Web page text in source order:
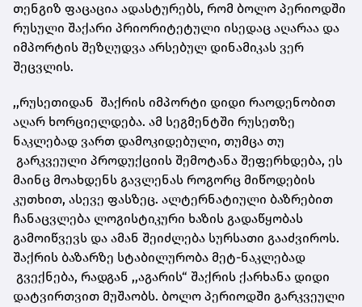
თენგიზ ფაცაცია ადასტურებს, რომ ბოლო პერიოდში
რუსული შაქარი პრიორიტეტული ისედაც აღარაა და
იმპორტის შეზღუდვა არსებულ დინამიკას ვერ
შეცვლის.
,,რუსეთიდან შაქრის იმპორტი დიდი რაოდენობით
აღარ ხორციელდება. ამ სეგმენტში რუსეთზე
ნაკლებად ვართ დამოკიდებული, თუმცა თუ
გარკვეული პროდუქციის შემოტანა შეფერხდება, ეს
მაინც მოახდენს გავლენას როგორც მიწოდების
კუთხით, ასევე ფასზეც. ალტერნატიული ბაზრებით
ჩანაცვლება ლოგისტიკური ხაზის გადაწყობას
გამოიწვევს და ამან შეიძლება სურსათი გააძვიროს.
შაქრის ბაზარზე სტაბილურობა მეტ-ნაკლებად
გვექნება, რადგან ,,აგარის“ შაქრის ქარხანა დიდი
დატვირთვით მუშაობს. ბოლო პერიოდში გარკვეული